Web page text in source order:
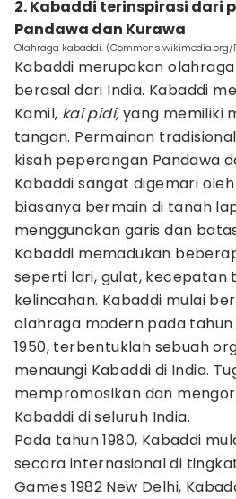
2. Kabaddi terinspirasi dari
Pandawa dan Kurawa
Olahraga kabaddi.
Kabaddi merupakan
berasal dari India. Kabaddi
Kamil, kai pidi, yang memiliki
tangan. Permainan
kisah peperangan Pandawa
Kabaddi sangat digemari
biasanya bermain di tanah
menggunakan garis dan
Kabaddi memadukan
seperti lari, gulat, kecepatan
kelincahan. Kabaddi mulai
olahraga modern pada tahun
1950, terbentuklah sebuah
menaungi Kabaddi di India.
mempromosikan dan
Kabaddi di seluruh India.
Pada tahun 1980, Kabaddi
secara internasional di
Games 1982 New Delhi,